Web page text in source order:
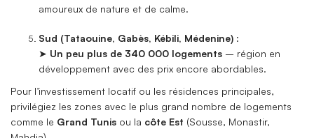
amoureux de nature et de calme.
Sud (Tataouine, Gabès, Kébili, Médenine) :
➤ Un peu plus de 340 000 logements – région en
développement avec des prix encore abordables.
Pour l’investissement locatif ou les résidences principales,
privilégiez les zones avec le plus grand nombre de logements
comme le Grand Tunis ou la côte Est (Sousse, Monastir,